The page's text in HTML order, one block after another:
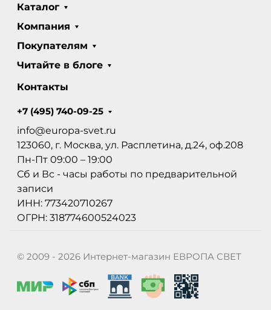
Каталог
Компания
Покупателям
Читайте в блоге
Контакты
+7 (495) 740-09-25
info@europa-svet.ru
123060, г. Москва, ул. Расплетина, д.24, оф.208
Пн-Пт 09:00 – 19:00
Сб и Вс - часы работы по предварительной
записи
ИНН: 773420710267
ОГРН: 318774600524023
© 2009 - 2026 Интернет-магазин ЕВРОПА СВЕТ